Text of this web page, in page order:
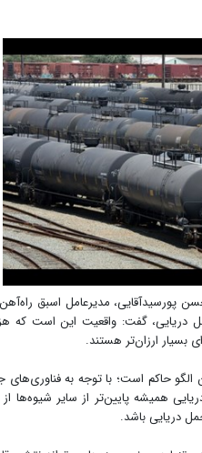
پورسیدآقایی، مدیرعامل اسبق
دریایی، گفت: واقعیت این است که
بسیار ارزان‌تر هستند.
الگو حاکم است؛ با توجه به
همیشه پایین‌تر از سایر
دریایی باشد.